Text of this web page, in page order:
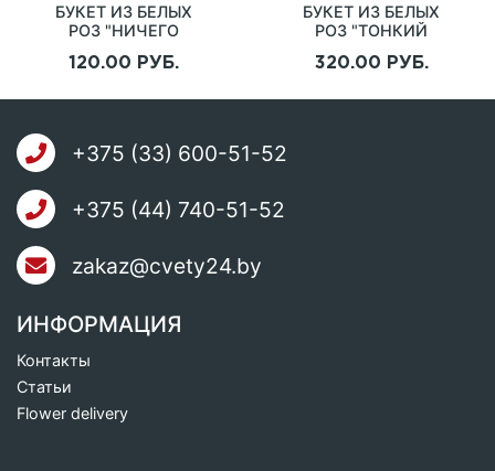
БУКЕТ ИЗ БЕЛЫХ
РОЗ "НИЧЕГО
120.00 РУБ.
БУКЕТ ИЗ БЕЛЫХ
РОЗ "ТОНКИЙ
320.00 РУБ.
+375 (33) 600-51-52
+375 (44) 740-51-52
zakaz@cvety24.by
ИНФОРМАЦИЯ
Контакты
Статьи
Flower delivery